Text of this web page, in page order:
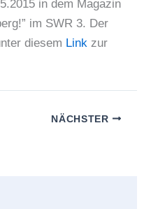
in dem Magazin
im SWR 3. Der
diesem Link zur
NÄCHSTER